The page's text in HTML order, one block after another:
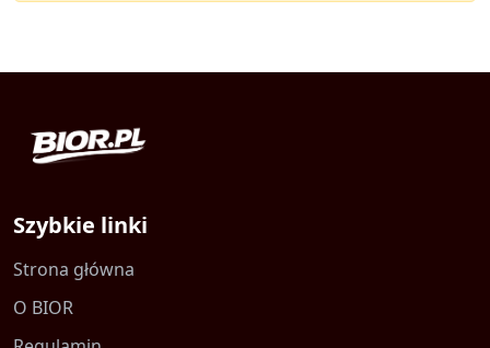
Szybkie linki
Strona główna
O BIOR